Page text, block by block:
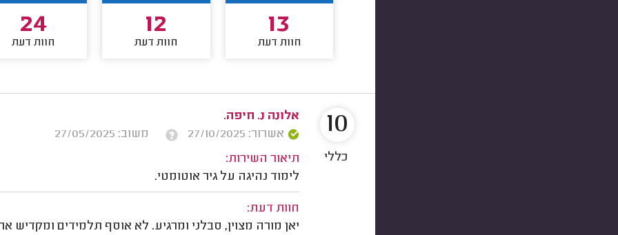
13
חוות דעת
12
חוות דעת
24
חוות דעת
אלונה נ. חיפה.
אשרור: 27/10/2025
משוב: 27/05/2025
תיאור השירות:
לימוד נהיגה על גיר אוטומטי.
חוות דעת:
יאן מורה מצוין, סבלני ומרגיע. לא אוסף תלמידים ומקדיש
10
כללי